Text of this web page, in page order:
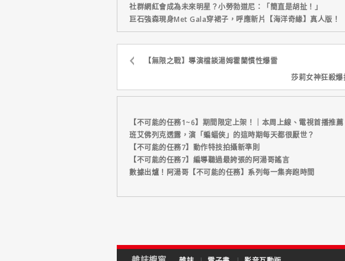
社群網紅會成為未來明星？小勞勃道尼：「簡直是胡扯！」
巨石強森現身Met Gala穿裙子，呼應新片【海洋奇緣】真人版！
【無限之戰】導演檔談湯姆霍蘭慣性爆雷
莎莉女神狂殺
【不可能的任務1~6】期間限定上架！｜本周上線、電視首播推薦
班艾佛列克透露，演「蝙蝠俠」的這時期每天都很厭世？
【不可能的任務7】動作特技拍攝新準則
【不可能的任務7】編導聽過最誇張的阿湯哥謠言
數據出爐！阿湯哥【不可能的任務】系列每一集奔跑時間